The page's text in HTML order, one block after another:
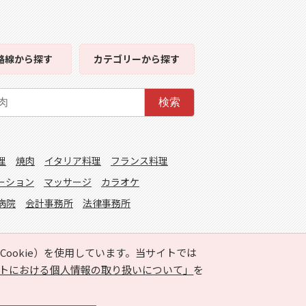
）を使用しています。当サイトでは
における個人情報の取り扱いについて」 を
線から探す カテゴリーから探す
検索
焼肉 イタリア料理
フランス料理
ション マッサージ
カラオケ
院 会計事務所 法律事務所